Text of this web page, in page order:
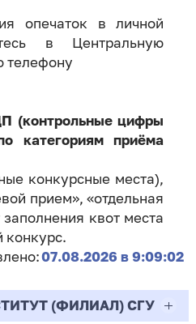
опечаток в личной
в Центральную
телефону
(контрольные цифры
категориям приёма
конкурсные места),
прием», «отдельная
квот места
конкурс.
07.08.2026 в 9:09:02
(ФИЛИАЛ) СГУ